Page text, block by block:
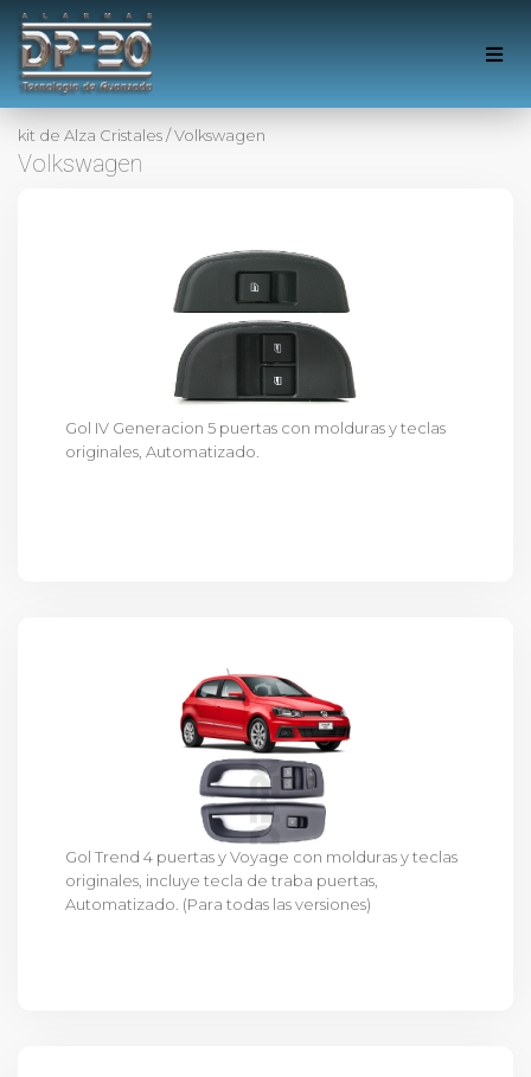
kit de Alza Cristales/Volkswagen
Volkswagen
Gol IV Generacion 5 puertas con molduras y teclas
originales, Automatizado.
Gol Trend 4 puertas y Voyage con molduras y teclas
originales, incluye tecla de traba puertas,
Automatizado. (Para todas las versiones)